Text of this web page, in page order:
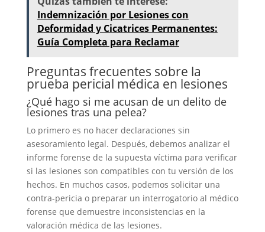
Indemnización por Lesiones con
Deformidad y Cicatrices Permanentes:
Guía Completa para Reclamar
Preguntas frecuentes sobre la
prueba pericial médica en lesiones
¿Qué hago si me acusan de un delito de
lesiones tras una pelea?
Lo primero es no hacer declaraciones sin
asesoramiento legal. Después, debemos analizar el
informe forense de la supuesta víctima para verificar
si las lesiones son compatibles con tu versión de los
hechos. En muchos casos, podemos solicitar una
contra-pericia o preparar un interrogatorio al médico
forense que demuestre inconsistencias en la
valoración médica de las lesiones.